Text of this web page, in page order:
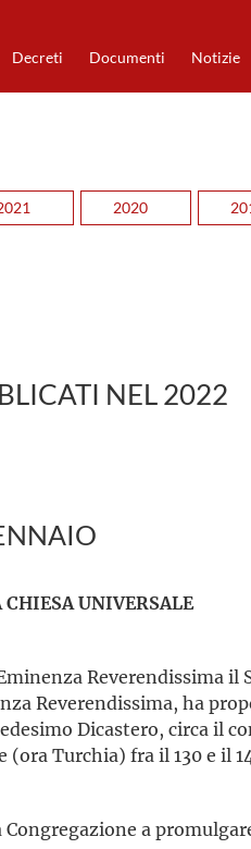
Decreti Documenti Notizie
2020
NEL 2022
CHIESA UNIVERSALE
Reverendissima
Reverendissima, ha
Dicastero, circa il
Turchia) fra il 130 e il
a